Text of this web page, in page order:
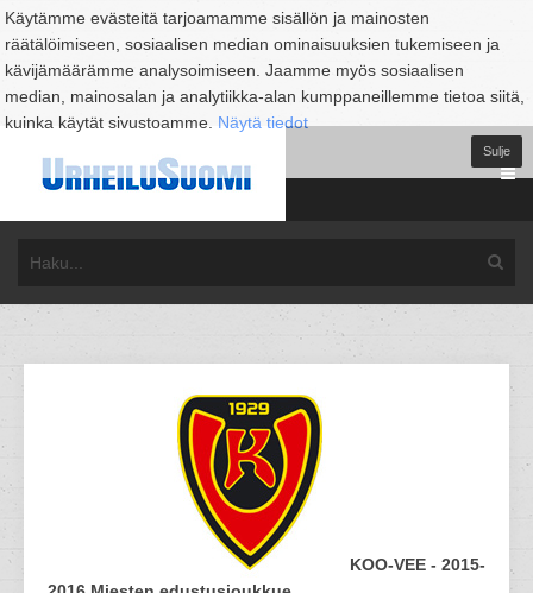
Käytämme evästeitä tarjoamamme sisällön ja mainosten
räätälöimiseen, sosiaalisen median ominaisuuksien tukemiseen ja
kävijämäärämme analysoimiseen. Jaamme myös sosiaalisen
median, mainosalan ja analytiikka-alan kumppaneillemme tietoa siitä,
kuinka käytät sivustoamme. Näytä tiedot
Sulje
KOO-VEE - 2015-